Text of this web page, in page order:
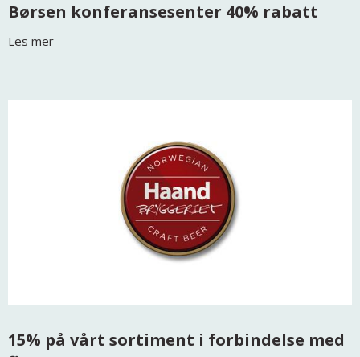
Børsen konferansesenter 40% rabatt
Les mer
15% på vårt sortiment i forbindelse med